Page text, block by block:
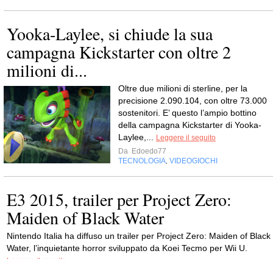
Yooka-Laylee, si chiude la sua
campagna Kickstarter con oltre 2
milioni di...
Oltre due milioni di sterline, per la
precisione 2.090.104, con oltre 73.000
sostenitori. E’ questo l’ampio bottino
della campagna Kickstarter di Yooka-
Laylee,...
Leggere il seguito
Da Edoedo77
TECNOLOGIA VIDEOGIOCHI
E3 2015, trailer per Project Zero:
Maiden of Black Water
Nintendo Italia ha diffuso un trailer per Project Zero: Maiden of Black
Water, l’inquietante horror sviluppato da Koei Tecmo per Wii U.